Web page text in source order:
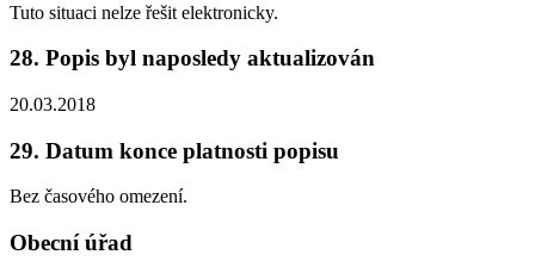
Tuto situaci nelze řešit elektronicky.
28. Popis byl naposledy aktualizován
20.03.2018
29. Datum konce platnosti popisu
Bez časového omezení.
Obecní úřad